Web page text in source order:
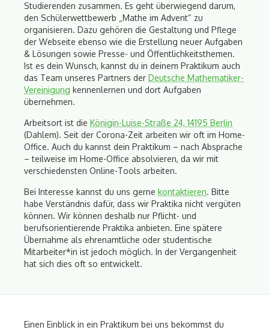
Studierenden zusammen. Es geht überwiegend darum,
den Schülerwettbewerb „Mathe im Advent“ zu
organisieren. Dazu gehören die Gestaltung und Pflege
der Webseite ebenso wie die Erstellung neuer Aufgaben
& Lösungen sowie Presse- und Öffentlichkeitsthemen.
Ist es dein Wunsch, kannst du in deinem Praktikum auch
das Team unseres Partners der Deutsche Mathematiker-
Vereinigung kennenlernen und dort Aufgaben
übernehmen.
Arbeitsort ist die Königin-Luise-Straße 24, 14195 Berlin
(Dahlem). Seit der Corona-Zeit arbeiten wir oft im Home-
Office. Auch du kannst dein Praktikum – nach Absprache
– teilweise im Home-Office absolvieren, da wir mit
verschiedensten Online-Tools arbeiten.
Bei Interesse kannst du uns gerne kontaktieren. Bitte
habe Verständnis dafür, dass wir Praktika nicht vergüten
können. Wir können deshalb nur Pflicht- und
berufsorientierende Praktika anbieten. Eine spätere
Übernahme als ehrenamtliche oder studentische
Mitarbeiter*in ist jedoch möglich. In der Vergangenheit
hat sich dies oft so entwickelt.
Einen Einblick in ein Praktikum bei uns bekommst du